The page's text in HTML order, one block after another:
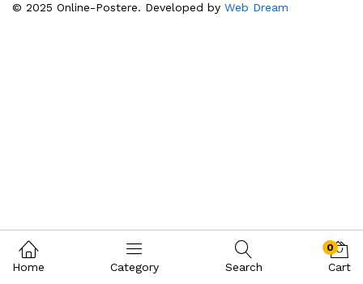
© 2025 Online-Postere. Developed by Web Dream
Home Category Search
0
Cart